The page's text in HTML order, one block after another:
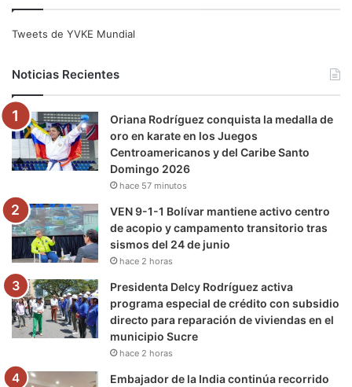
e
o
o
k
t
e
r
b
e
g
r
a
r
a
m
k
Tweets de YVKE Mundial
Noticias Recientes
Oriana Rodríguez conquista la medalla de
oro en karate en los Juegos
Centroamericanos y del Caribe Santo
Domingo 2026
hace 57 minutos
VEN 9-1-1 Bolívar mantiene activo centro
de acopio y campamento transitorio tras
sismos del 24 de junio
hace 2 horas
Presidenta Delcy Rodríguez activa
programa especial de crédito con subsidio
directo para reparación de viviendas en el
municipio Sucre
hace 2 horas
Embajador de la India continúa recorrido